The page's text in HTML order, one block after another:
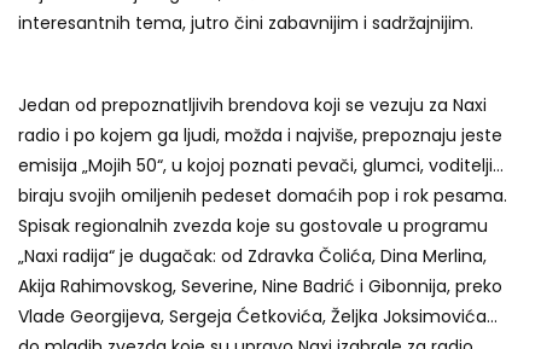
interesantnih tema, jutro čini zabavnijim i sadržajnijim.
Jedan od prepoznatljivih brendova koji se vezuju za Naxi
radio i po kojem ga ljudi, možda i najviše, prepoznaju jeste
emisija „Mojih 50“, u kojoj poznati pevači, glumci, voditelji…
biraju svojih omiljenih pedeset domaćih pop i rok pesama.
Spisak regionalnih zvezda koje su gostovale u programu
„Naxi radija“ je dugačak: od Zdravka Čolića, Dina Merlina,
Akija Rahimovskog, Severine, Nine Badrić i Gibonnija, preko
Vlade Georgijeva, Sergeja Ćetkovića, Željka Joksimovića…